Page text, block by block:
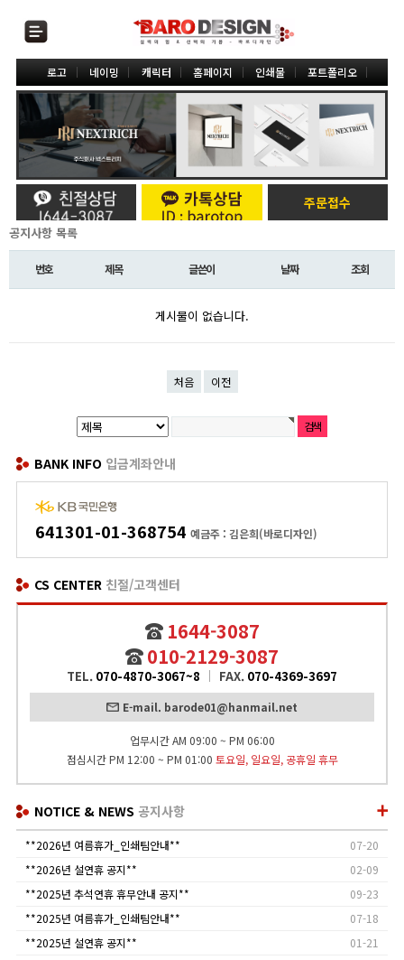
로고 네이밍 캐릭터 홈페이지 인쇄물 포트폴리오
주문접수
공지사항 목록
번호 제목 글쓴이 날짜 조회
게시물이 없습니다.
처음 이전
BANK INFO 입금계좌안내
641301-01-368754 예금주 : 김은희(바로디자인)
CS CENTER 친절/고객센터
1644-3087
010-2129-3087
TEL. 070-4870-3067~8 FAX. 070-4369-3697
E-mail. barode01@hanmail.net
업무시간 AM 09:00 ~ PM 06:00
점심시간 PM 12:00 ~ PM 01:00 토요일, 일요일, 공휴일 휴무
NOTICE & NEWS 공지사항
**2026년 여름휴가_인쇄팀안내**
07-20
**2026년 설연휴 공지**
02-09
**2025년 추석연휴 휴무안내 공지**
09-23
**2025년 여름휴가_인쇄팀안내**
07-18
**2025년 설연휴 공지**
01-21